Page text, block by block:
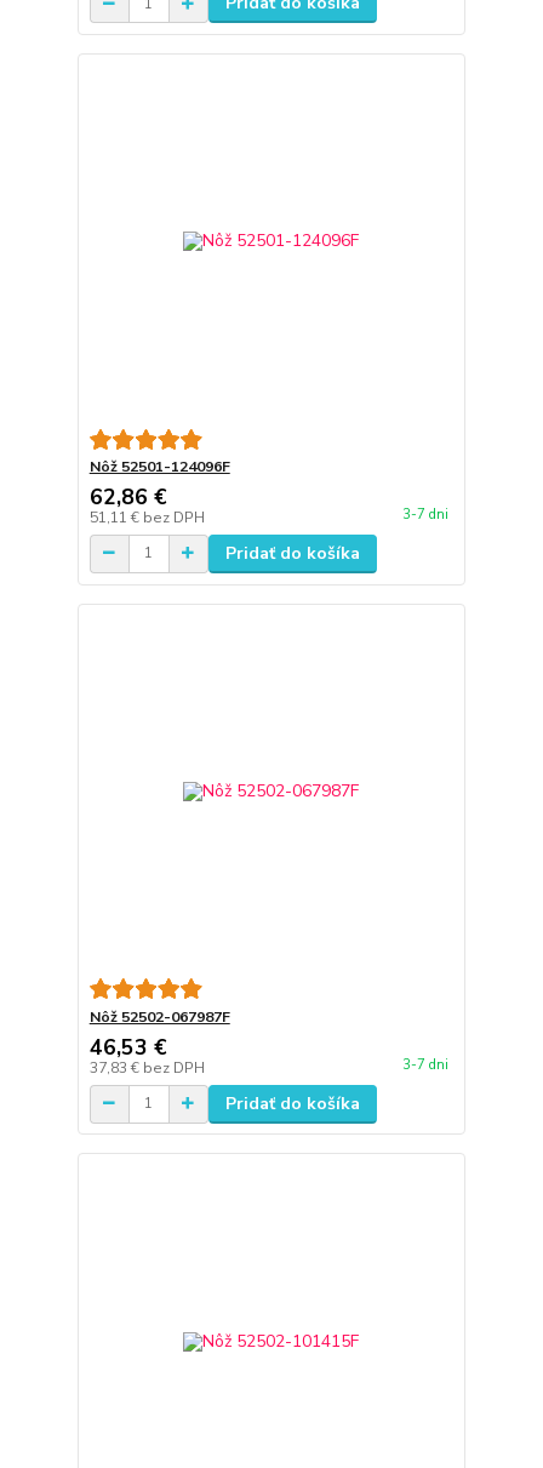
Nôž 52501-124096F
62,86 €
51,11 € bez DPH 3-7 dni
Pridať do košíka
Nôž 52502-067987F
46,53 €
37,83 € bez DPH 3-7 dni
Pridať do košíka